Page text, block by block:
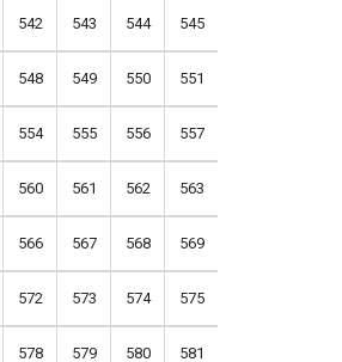
542 543 544 545
548 549 550 551
554 555 556 557
560 561 562 563
566 567 568 569
572 573 574 575
578 579 580 581